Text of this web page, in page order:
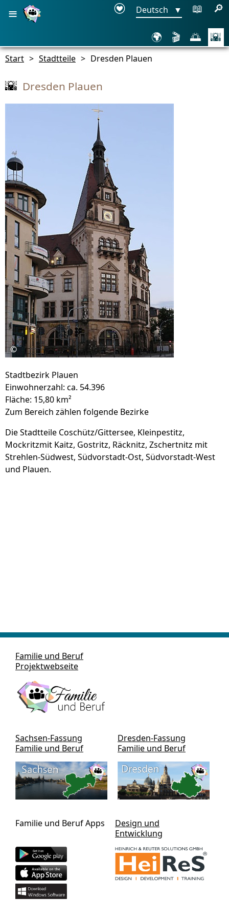
≡ Deutsch ▼ 📖 🔎
🌍 🎬 🌅 🌇
Start > Stadtteile > Dresden Plauen
🌇 Dresden Plauen
©
Stadtbezirk Plauen
Einwohnerzahl: ca. 54.396
Fläche: 15,80 km²
Zum Bereich zählen folgende Bezirke
Die Stadtteile Coschütz/Gittersee, Kleinpestitz,
Mockritzmit Kaitz, Gostritz, Räcknitz, Zschertnitz mit
Strehlen-Südwest, Südvorstadt-Ost, Südvorstadt-West
und Plauen.
Familie und Beruf
Projektwebseite
Sachsen-Fassung
Familie und Beruf
Dresden-Fassung
Familie und Beruf
Familie und Beruf Apps
Design und
Entwicklung